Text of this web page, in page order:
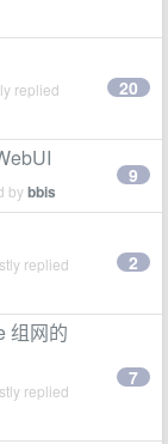
replied
20
bybbis
9
replied
2
组网的
replied
7